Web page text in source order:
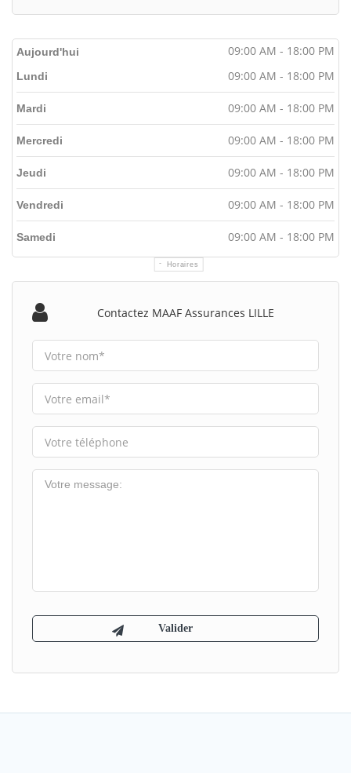
Aujourd'hui 09:00 AM - 18:00 PM
Horaires
Lundi 09:00 AM - 18:00 PM
Mardi 09:00 AM - 18:00 PM
Mercredi 09:00 AM - 18:00 PM
Jeudi 09:00 AM - 18:00 PM
Vendredi 09:00 AM - 18:00 PM
Samedi 09:00 AM - 18:00 PM
Contactez MAAF Assurances LILLE